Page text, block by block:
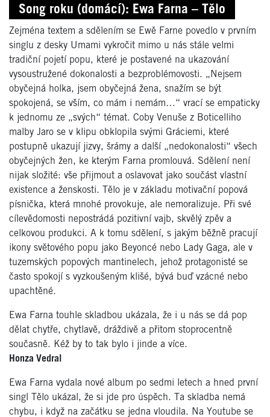
Song roku (domácí): Ewa Farna – Tělo
Zejména textem a sdělením se Ewě Farne povedlo v prvním
singlu z desky Umami vykročit mimo u nás stále velmi
tradiční pojetí popu, které je postavené na ukazování
vysoustružené dokonalosti a bezproblémovosti. „Nejsem
obyčejná holka, jsem obyčejná žena, snažím se být
spokojená, se vším, co mám i nemám…“ vrací se empaticky
k jednomu ze „svých“ témat. Coby Venuše z Boticelliho
malby Jaro se v klipu obklopila svými Gráciemi, které
postupně ukazují jizvy, šrámy a další „nedokonalosti“ všech
obyčejných žen, ke kterým Farna promlouvá. Sdělení není
nijak složité: vše přijmout a oslavovat jako součást vlastní
existence a ženskosti. Tělo je v základu motivační popová
písnička, která mnohé provokuje, ale nemoralizuje. Při své
cílevědomosti nepostrádá pozitivní vajb, skvělý zpěv a
celkovou produkci. A k tomu sdělení, s jakým běžně pracují
ikony světového popu jako Beyoncé nebo Lady Gaga, ale v
tuzemských popových mantinelech, jehož protagonisté se
často spokojí s vyzkoušeným klišé, bývá buď vzácné nebo
upachtěné.
Ewa Farna touhle skladbou ukázala, že i u nás se dá pop
dělat chytře, chytlavě, dráždivě a přitom stoprocentně
současně. Kéž by to tak bylo i jinde a více.
Honza Vedral
Ewa Farna vydala nové album po sedmi letech a hned první
singl Tělo ukázal, že si jde pro úspěch. Ta skladba nemá
chybu, i když na začátku se jedna vloudila. Na Youtube se